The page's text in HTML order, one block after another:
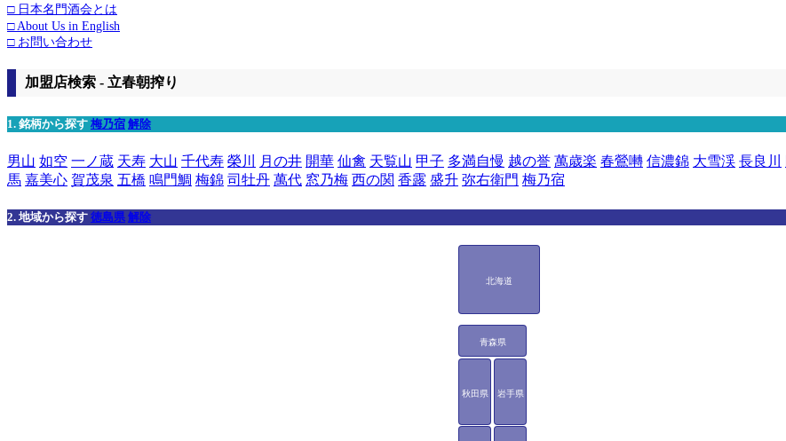
□ 日本名門酒会とは
□ About Us in English
□ お問い合わせ
加盟店検索 - 立春朝搾り
1. 銘柄から探す 梅乃宿 解除
男山 如空 一ノ蔵 天寿 大山 千代寿 榮川 月の井 開華 仙禽 天覧山 甲子 多満自慢 越の誉 萬歳楽 春鶯囀 信濃錦 大雪渓 長良川
馬 嘉美心 賀茂泉 五橋 鳴門鯛 梅錦 司牡丹 萬代 窓乃梅 西の関 香露 盛升 弥右衛門 梅乃宿
2. 地域から探す 徳島県 解除
北海道
青森県
岩手県
秋田県